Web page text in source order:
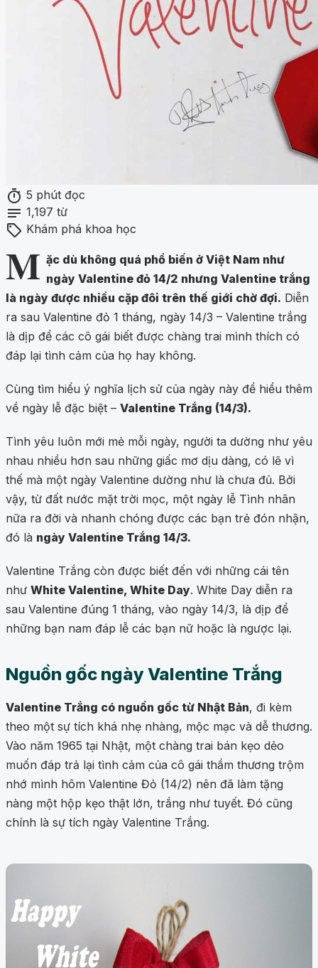
timer 5 phút đọc
notes 1,197 từ
sell Khám phá khoa học
M ặc dù không quá phổ biến ở Việt Nam như
ngày Valentine đỏ 14/2 nhưng Valentine trắng
là ngày được nhiều cặp đôi trên thế giới chờ đợi. Diễn
ra sau Valentine đỏ 1 tháng, ngày 14/3 – Valentine trắng
là dịp để các cô gái biết được chàng trai mình thích có
đáp lại tình cảm của họ hay không.
Cùng tìm hiểu ý nghĩa lịch sử của ngày này để hiểu thêm
về ngày lễ đặc biệt – Valentine Trắng (14/3).
Tình yêu luôn mới mẻ mỗi ngày, người ta dường như yêu
nhau nhiều hơn sau những giấc mơ dịu dàng, có lẽ vì
thế mà một ngày Valentine dường như là chưa đủ. Bởi
vậy, từ đất nước mặt trời mọc, một ngày lễ Tình nhân
nữa ra đời và nhanh chóng được các bạn trẻ đón nhận,
đó là ngày Valentine Trắng 14/3.
Valentine Trắng còn được biết đến với những cái tên
như White Valentine, White Day. White Day diễn ra
sau Valentine đúng 1 tháng, vào ngày 14/3, là dịp để
những bạn nam đáp lễ các bạn nữ hoặc là ngược lại.
Nguồn gốc ngày Valentine Trắng
Valentine Trắng có nguồn gốc từ Nhật Bản, đi kèm
theo một sự tích khá nhẹ nhàng, mộc mạc và dễ thương.
Vào năm 1965 tại Nhật, một chàng trai bán kẹo dẻo
muốn đáp trả lại tình cảm của cô gái thầm thương trộm
nhớ mình hôm Valentine Đỏ (14/2) nên đã làm tặng
nàng một hộp kẹo thật lớn, trắng như tuyết. Đó cũng
chính là sự tích ngày Valentine Trắng.